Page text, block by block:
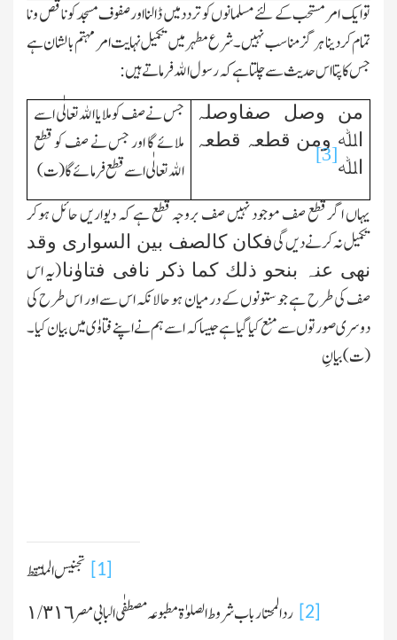
تو ایك امر مستحب کے لئے مسلمانوں کو تردد میں ڈالنا اور صفوف مسجد کو ناقص و نا
تمام کر دینا ہر گز مناسب نہیں۔شرع مطہر میں تکمیل نہایت امر مہتم بالشان ہے
جس کا پتاا س حدیث سے چلتا ہے کہ رسول اﷲفرماتے ہیں :
من وصل صفاوصلہ
اﷲ ومن قطعہ قطعہ
اﷲ
[3]
جس نے صف کو ملایا اﷲ تعالٰی اسے
ملائے گا اور جس نے صف کو قطع
اﷲ تعالٰی اسے قطع فرمائے گا(ت)
یہاں اگر قطع صف موجود نہیں صف بروجہ قطع ہے کہ دیواریں حائل ہوکر
تکمیل نہ کرنے دیں گیفکان کالصف بین السواری وقد
نھی عنہ بنحو ذلك کما ذکر نافی فتاوٰنا(یہ اس
صف کی طرح ہے جو ستونوں کے درمیان ہو حالانکہ اس سے اور اس طرح کی
دوسری صورتوں سے منع کیا گیا ہے جیسا کہ اسے ہم نے اپنے فتاوٰی میں بیان کیا۔
(ت)بیانِ
[1] تجنیس الملتقط
[2] ردالمحتار باب شروط الصلوٰۃ مطبوعہ مصطفٰی البابی مصر ١/٣١٦